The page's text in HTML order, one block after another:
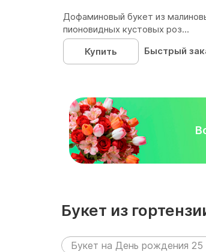
Дофаминовый букет из
пионовидных кустовых роз...
Купить
Быстрый
Букет из
размещен в
Букет на День рождения 25